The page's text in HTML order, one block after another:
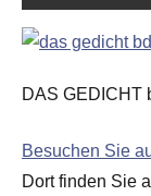
DAS GEDICHT
Besuchen Sie
Dort finden Sie